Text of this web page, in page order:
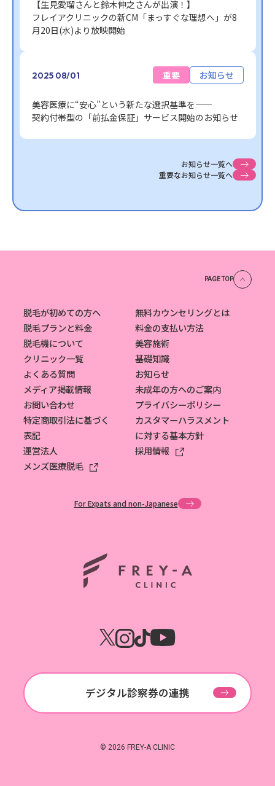
【生見愛瑠さんと鈴木伸之さんが出演！】
フレイアクリニックの新CM「まっすぐな理想へ」が8
月20日(水)より放映開始
2025 08/01
2025年08月01日公開 カテゴリ:
重要 カテゴリ:
お知らせ
美容医療に“安心”という新たな選択基準を——
契約付帯型の「前払金保証」サービス開始のお知らせ
お知らせ一覧へ
重要なお知らせ一覧へ
PAGE TOP
脱毛が初めての方へ
無料カウンセリングとは
脱毛プランと料金
料金の支払い方法
脱毛機について
美容施術
クリニック一覧
基礎知識
よくある質問
お知らせ
メディア掲載情報
未成年の方へのご案内
お問い合わせ
プライバシーポリシー
特定商取引法に基づく
表記
カスタマーハラスメント
に対する基本方針
運営法人
採用情報
メンズ医療脱毛
For Expats and non-Japanese
デジタル診察券の連携
© 2026 FREY-A CLINIC